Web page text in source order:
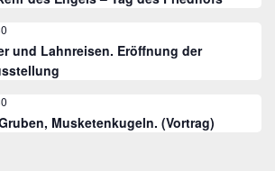
und Lahnreisen. Eröffnung der
Musketenkugeln. (Vortrag)